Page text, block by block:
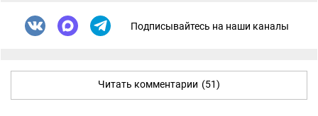
Подписывайтесь на наши каналы
Читать комментарии (51)